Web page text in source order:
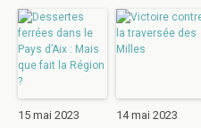
15 mai 2023 14 mai 2023